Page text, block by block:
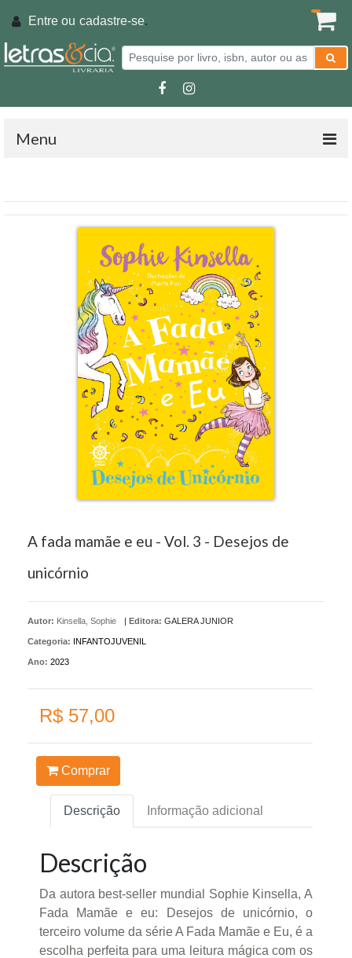
Entre ou cadastre-se.
Menu
A fada mamãe e eu - Vol. 3 - Desejos de
unicórnio
Autor: Kinsella, Sophie | Editora: GALERA JUNIOR
Categoria: INFANTOJUVENIL
Ano: 2023
R$ 57,00
Comprar
Descrição Informação adicional
Descrição
Da autora best-seller mundial Sophie Kinsella, A
Fada Mamãe e eu: Desejos de unicórnio, o
terceiro volume da série A Fada Mamãe e Eu, é a
escolha perfeita para uma leitura mágica com os